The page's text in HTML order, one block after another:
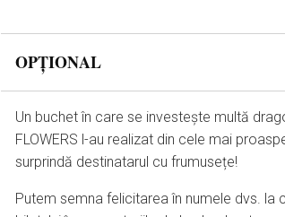
OPȚIONAL
Un buchet în care se investește multă
FLOWERS l-au realizat din cele mai
surprindă destinatarul cu frumusețe!
Putem semna felicitarea în numele dvs. la